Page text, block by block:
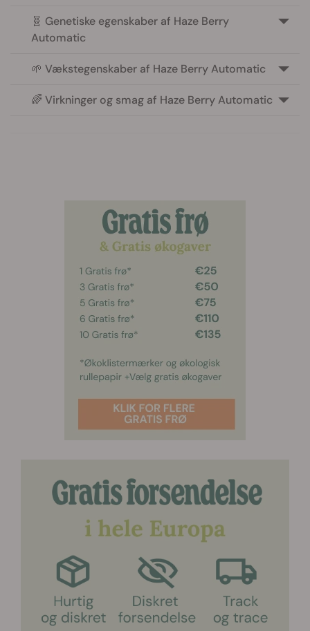
🧬 Genetiske egenskaber af Haze Berry
Automatic
🌱 Vækstegenskaber af Haze Berry Automatic
🌈 Virkninger og smag af Haze Berry Automatic